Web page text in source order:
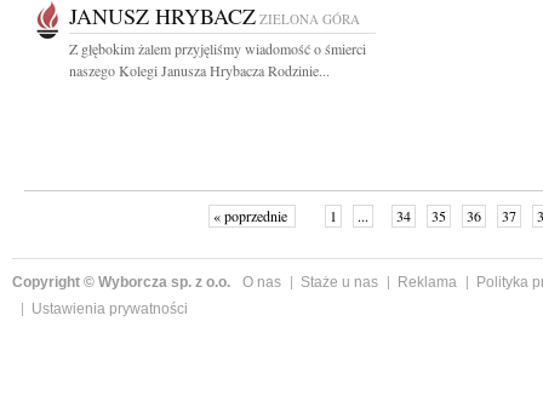
JANUSZ HRYBACZ ZIELONA GÓRA
Z głębokim żalem przyjęliśmy wiadomość o śmierci
naszego Kolegi Janusza Hrybacza Rodzinie...
« poprzednie 1 ... 34 35 36 37
Copyright © Wyborcza sp. z o.o. O nas Staże u nas Reklama
Polityka
Ustawienia prywatności